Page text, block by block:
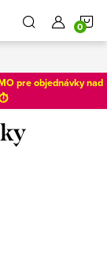
pre objednávky nad